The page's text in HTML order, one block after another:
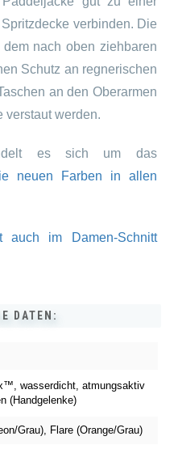
verbinden. Die
nach oben ziehbaren
Schutz an regnerischen
an den Oberarmen
verstaut werden.
es sich um das
neuen Farben in allen
auch im Damen-Schnitt
DATEN:
wasserdicht, atmungsaktiv
(Handgelenke)
Grau), Flare (Orange/Grau)